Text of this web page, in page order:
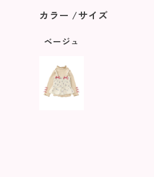
カラー サイズ
ベージュ